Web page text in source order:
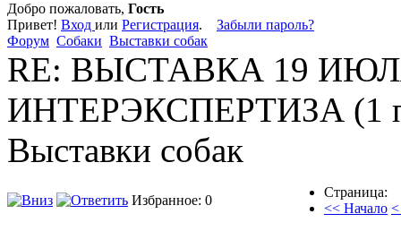
Добро пожаловать, Гость
Привет! Вход или Регистрация. Забыли пароль?
Форум Собаки Выставки собак
RE: ВЫСТАВКА 19
ИНТЕРЭКСПЕРТИЗА (1
Выставки собак
Избранное: 0
Страница:
<< Начало